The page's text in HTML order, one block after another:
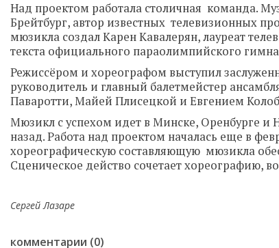
Над проектом работала столичная команда.
Брейтбург, автор известных телевизионных
мюзикла создал Карен Кавалерян, лауреат
текста официального параолимпийского
Режиссёром и хореографом выступил
руководитель и главный балетмейстер
Паваротти, Майей Плисецкой и Евгением
Мюзикл с успехом идет в Минске, Оренбурге и
назад. Работа над проектом началась еще в
хореографическую составляющую мюзикла
Сценическое действо сочетает хореографию,
Сергей Лазаре
комментарии (0)